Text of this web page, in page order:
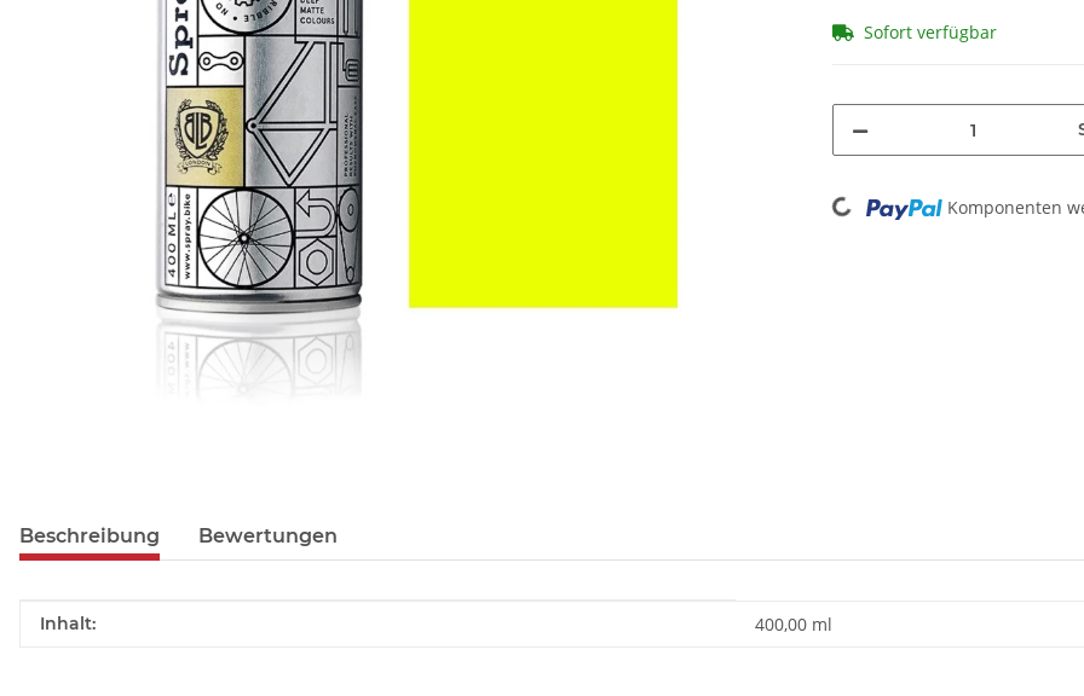
Sofort verfügbar
Loading... Komponenten
Beschreibung Bewertungen
Produkteigenschaft
Wert
Inhalt: 400,00 ml